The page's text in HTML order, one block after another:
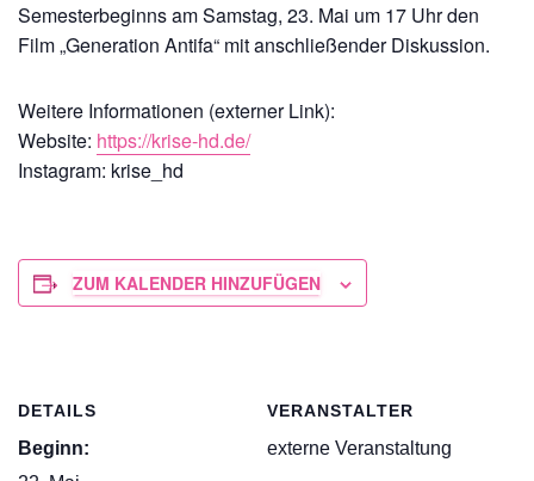
Semesterbeginns am Samstag, 23. Mai um 17 Uhr den
Film „Generation Antifa“ mit anschließender Diskussion.
Weitere Informationen (externer Link):
Website: https://krise-hd.de/
Instagram: krise_hd
ZUM KALENDER HINZUFÜGEN
DETAILS
Beginn:
VERANSTALTER
externe Veranstaltung